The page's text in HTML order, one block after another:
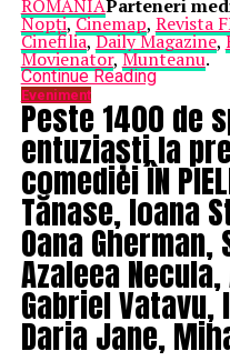
ROMANIAParteneri
Nopți,Cinemap, Revista
Cinefilia,Daily Magazine,
Movienator,Munteanu.
Continue Reading
Eveniment
Peste 1400 de
entuziaști la
comediei ÎN
Tănase, Ioana
Oana
Azaleea
Gabriel Vatavu,
Daria Jane,